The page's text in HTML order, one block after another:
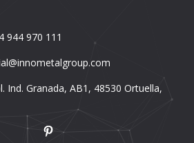
944 970 111
Ind. Granada, AB1, 48530 Ortuella,